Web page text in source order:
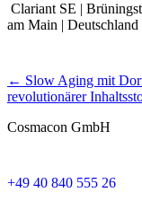
Clariant SE |
am Main | Deutschland
← Slow Aging mit
revolutionärer
Cosmacon GmbH
+49 40 840 555 26